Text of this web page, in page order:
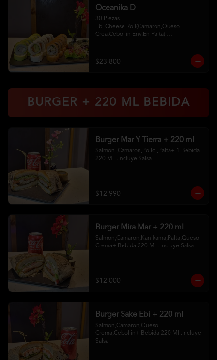
Oceanika D
30 Piezas
Ebi Cheese Roll(Camaron,Queso
Crea,Cebollin Env.En Palta)
Chikken Furay (Pollo,Queso Crema
,Ciboulette Env En Panko
$23.800
BURGER + 220 ML BEBIDA
Burger Mar Y Tierra + 220 ml
Salmon ,Camaron,Pollo ,Palta+ 1 Bebida
220 Ml  .Incluye Salsa
$12.990
Burger Mira Mar + 220 ml
Salmon,Camaron,Kanikama,Palta,Queso
Crema+ Bebida 220 Ml . Incluye Salsa
$12.000
Burger Sake Ebi + 220 ml
Salmon,Camaron,Queso
Crema,Cebollin+ Bebida 220 Ml .Incluye
Salsa